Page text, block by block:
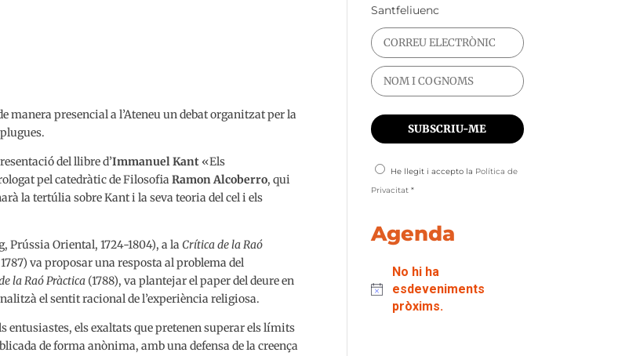
manera presencial a l’Ateneu un debat organitzat per la
del llibre d’Immanuel Kant «Els
pel catedràtic de FilosofiaRamon Alcoberro, qui
la tertúlia sobre Kant i la seva teoria del cel i els
Prússia Oriental, 1724-1804), a la Crítica de la Raó
va proposar una resposta al problema del
la Raó Pràctica (1788), va plantejar el paper del deure en
el sentit racional de l’experiència religiosa.
entusiastes, els exaltats que pretenen superar els límits
de forma anònima, amb una defensa de la creença
Santfeliuenc
He llegit i accepto la Política de
Privacitat *
Agenda
No hi ha
esdeveniments
pròxims.